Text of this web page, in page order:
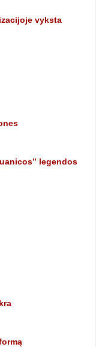
vyksta
legendos